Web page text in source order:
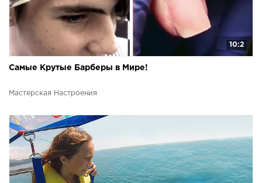
10:2
Самые Крутые Барберы в Мире!
Мастерская Настроения